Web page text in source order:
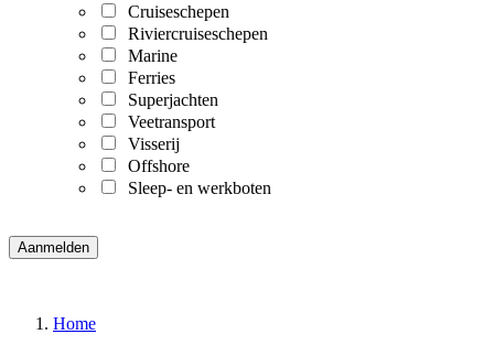
Cruiseschepen
Riviercruiseschepen
Marine
Ferries
Superjachten
Veetransport
Visserij
Offshore
Sleep- en werkboten
Home